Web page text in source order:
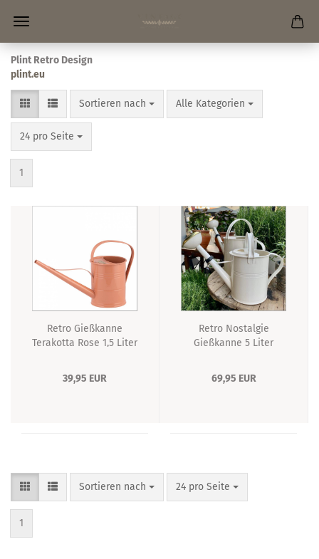
Plint Retro Design
plint.eu
Sortieren nach
Sortieren nach Alle Kategorien
pro Seite
24 pro Seite
pro Seite
1
Retro Gießkanne
Terakotta Rose 1,5 Liter
39,95 EUR
Retro Nostalgie
Gießkanne 5 Liter
69,95 EUR
Sortieren nach
Sortieren nach 24 pro Seite
pro Seite
1